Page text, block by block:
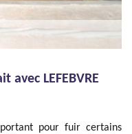
avec LEFEBVRE
pour fuir certains